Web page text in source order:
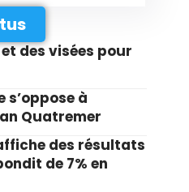
des visées pour
s’oppose à
Quatremer
des résultats
de 7% en